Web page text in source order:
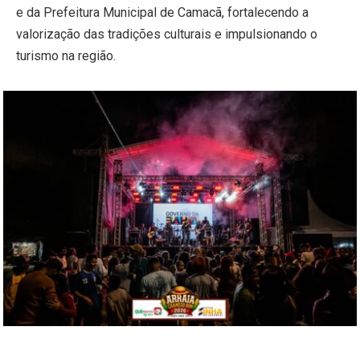
e da Prefeitura Municipal de Camacã, fortalecendo a
valorização das tradições culturais e impulsionando o
turismo na região.